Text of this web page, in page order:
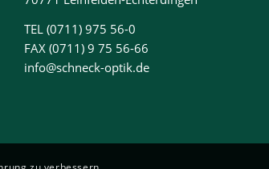
TEL (0711) 975 56-0
FAX (0711) 9 75 56-66
info@schneck-optik.de